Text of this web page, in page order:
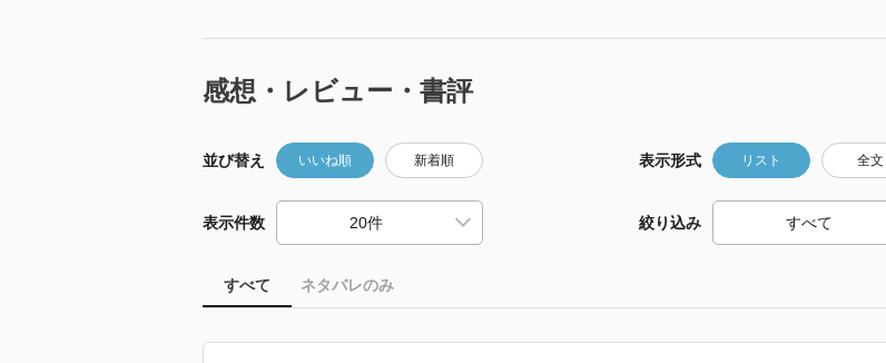
感想・レビュー・書評
並び替え いいね順 新着順 表示形式 リスト 全文
表示件数 絞り込み
すべて ネタバレのみ